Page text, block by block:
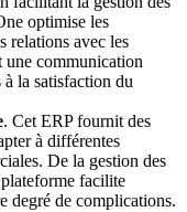
optimise les
relations avec les
une communication
la satisfaction du
. Cet ERP fournit des
à différentes
De la gestion des
facilite
degré de complications.